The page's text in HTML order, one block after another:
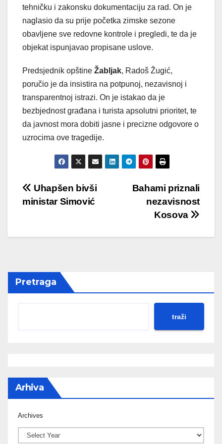
tehničku i zakonsku dokumentaciju za rad. On je
naglasio da su prije početka zimske sezone
obavljene sve redovne kontrole i pregledi, te da je
objekat ispunjavao propisane uslove.
Predsjednik opštine Žabljak, Radoš Žugić,
poručio je da insistira na potpunoj, nezavisnoj i
transparentnoj istrazi. On je istakao da je
bezbjednost građana i turista apsolutni prioritet, te
da javnost mora dobiti jasne i precizne odgovore o
uzrocima ove tragedije.
Post
Bahami priznali
nezavisnost
Kosova
Uhapšen bivši
ministar Simović
Pretraga
traži
Arhiva
Archives